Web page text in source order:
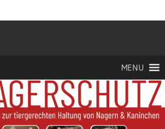
Nagerschutz
MENU